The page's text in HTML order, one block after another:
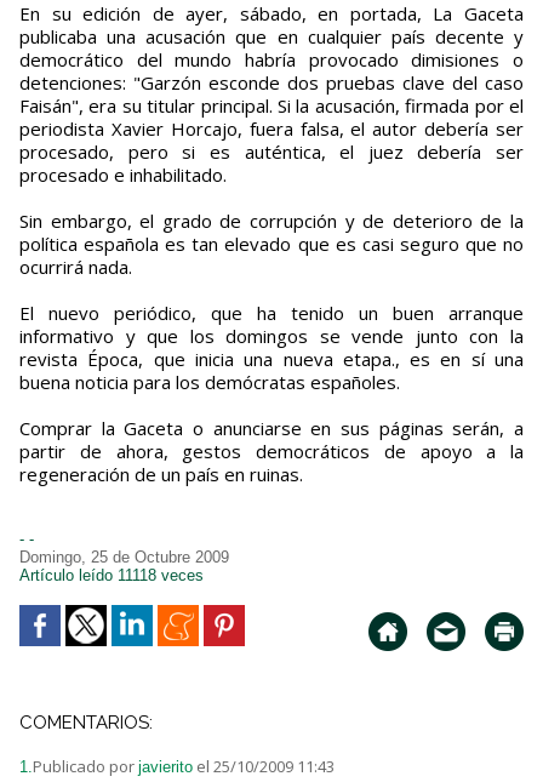
En su edición de ayer, sábado, en portada, La Gaceta
publicaba una acusación que en cualquier país decente y
democrático del mundo habría provocado dimisiones o
detenciones: "Garzón esconde dos pruebas clave del caso
Faisán", era su titular principal. Si la acusación, firmada por el
periodista Xavier Horcajo, fuera falsa, el autor debería ser
procesado, pero si es auténtica, el juez debería ser
procesado e inhabilitado.
Sin embargo, el grado de corrupción y de deterioro de la
política española es tan elevado que es casi seguro que no
ocurrirá nada.
El nuevo periódico, que ha tenido un buen arranque
informativo y que los domingos se vende junto con la
revista Época, que inicia una nueva etapa., es en sí una
buena noticia para los demócratas españoles.
Comprar la Gaceta o anunciarse en sus páginas serán, a
partir de ahora, gestos democráticos de apoyo a la
regeneración de un país en ruinas.
- -
Domingo, 25 de Octubre 2009
Artículo leído 11118 veces
COMENTARIOS:
1.Publicado por javierito el 25/10/2009 11:43